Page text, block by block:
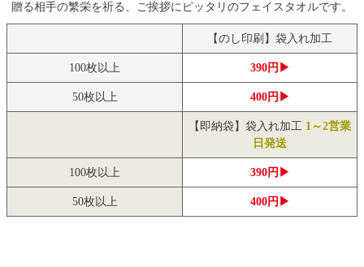
贈る相手の繁栄を祈る、ご挨拶にピッタリのフェイスタオルです。
【のし印刷】袋入れ加工
100枚以上 390円▶
50枚以上 400円▶
【即納袋】袋入れ加工 1～2営業
日発送
100枚以上 390円▶
50枚以上 400円▶